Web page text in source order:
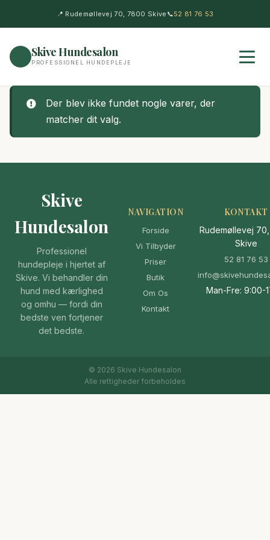
📍 Rudemøllevej 70, 7800 Skive 📞52 81 76 53
Skive Hundesalon
PROFESSIONEL HUNDEPLEJE
Der blev ikke fundet nogle varer, der
matcher dit valg.
Skive
Hundesalon
Professionel
hundepleje i hjertet af
Skive. Vi behandler din
hund med kærlighed
og omhu — fordi din
bedste ven fortjener
det bedste.
NAVIGATION
Forside
Vi Tilbyder
Priser
Butik
Om Os
Kontakt
KONTAKT
Rudemøllevej
Skive
52 81 76 53
Man-Fre: 9:00-
© 2026 Skive Hundesalon
Alle rettigheder forbeholdes